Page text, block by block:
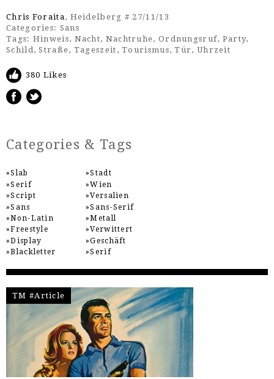
Chris Foraita, Heidelberg # 27/11/13
Categories: Sans
Tags: Hinweis, Nacht, Nachtruhe, Ordnungsruf, Party,
Schild,Straße, Tageszeit ,Tourismus,Tür , Uhrzeit
380 Likes
Categories & Tags
Slab
Serif
Script
Sans
Non-Latin
Freestyle
Display
Blackletter
Stadt
Wien
Versalien
Sans-Serif
Metall
Verwittert
Geschäft
Serif
TM #Article